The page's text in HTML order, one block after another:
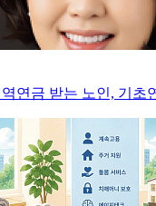
연금 받는 노인, 기초